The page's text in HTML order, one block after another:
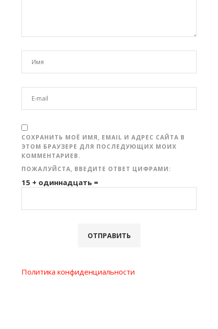
СОХРАНИТЬ МОЁ ИМЯ, EMAIL И АДРЕС САЙТА В
ЭТОМ БРАУЗЕРЕ ДЛЯ ПОСЛЕДУЮЩИХ МОИХ
КОММЕНТАРИЕВ.
ПОЖАЛУЙСТА, ВВЕДИТЕ ОТВЕТ ЦИФРАМИ:
15 + одиннадцать =
Политика конфиденциальности